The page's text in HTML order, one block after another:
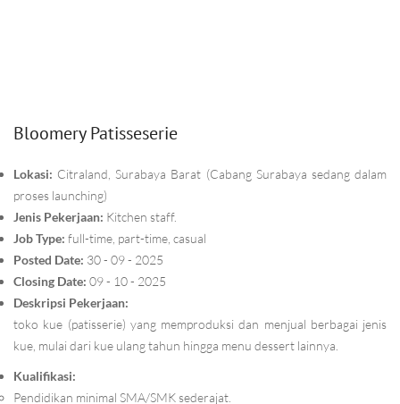
Bloomery Patisseserie
Lokasi: Citraland, Surabaya Barat (Cabang Surabaya sedang dalam
proses launching)
Jenis Pekerjaan: Kitchen staff.
Job Type: full-time, part-time, casual
Posted Date: 30 - 09 - 2025
Closing Date: 09 - 10 - 2025
Deskripsi Pekerjaan:
toko kue (patisserie) yang memproduksi dan menjual berbagai jenis
kue, mulai dari kue ulang tahun hingga menu dessert lainnya.
Kualifikasi:
Pendidikan minimal SMA/SMK sederajat.